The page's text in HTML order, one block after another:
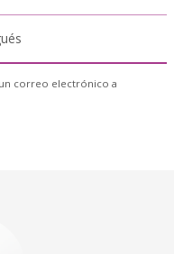
un correo electrónico a